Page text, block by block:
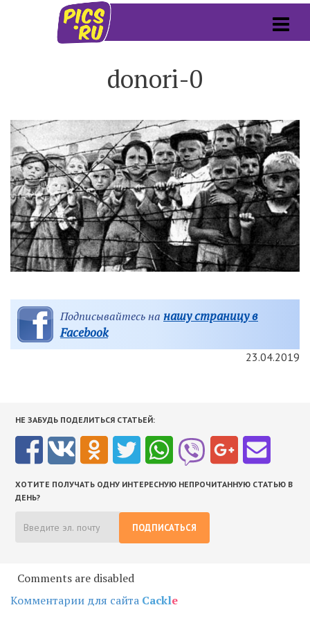
donori-0
Подписывайтесь на нашу страницу в
Facebook
23.04.2019
НЕ ЗАБУДЬ ПОДЕЛИТЬСЯ СТАТЬЕЙ:
ХОТИТЕ ПОЛУЧАТЬ ОДНУ ИНТЕРЕСНУЮ НЕПРОЧИТАННУЮ СТАТЬЮ В
ДЕНЬ?
ПОДПИСАТЬСЯ
Comments are disabled
Комментарии для сайта Cackle